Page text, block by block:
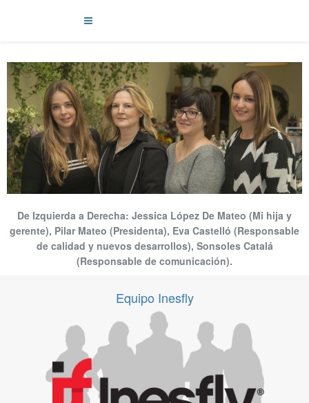
De Izquierda a Derecha: Jessica López De Mateo (Mi hija y
gerente), Pilar Mateo (Presidenta), Eva Castelló (Responsable
de calidad y nuevos desarrollos), Sonsoles Catalá
(Responsable de comunicación).
Equipo Inesfly
Equipo Inesfly